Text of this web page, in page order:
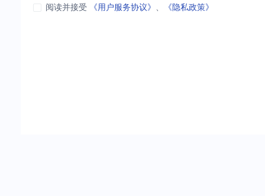
阅读并接受 《用户服务协议》 、 《隐私政策》